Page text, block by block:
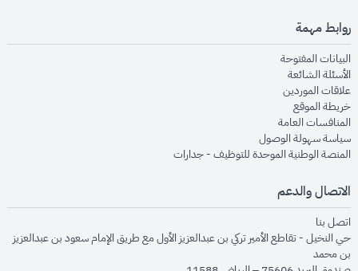
روابط مهمة
البيانات المفتوحةopens in new window
الأسئلة الشائعةopens in new window
علاقات الموردينopens in new window
خريطة الموقعopens in new window
المنافسات العامةopens in new window
سياسة سهولة الوصولopens in new window
المنصة الوطنية الموحدة للتوظيف - جداراتopens in new window
الاتصال والدعم
اتصل بنا
حي النخيل - تقاطع الأمير تركي بن عبدالعزيز الأول مع طريق الإمام سعود بن عبدالعزيز
بن محمد